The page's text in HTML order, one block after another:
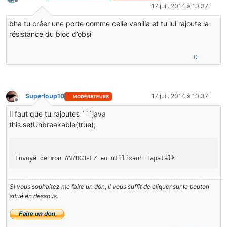
Hors-ligne 17 juil. 2014 à 10:37
bha tu créer une porte comme celle vanilla et tu lui rajoute la
résistance du bloc d’obsi
0
Hors-ligne
Superloup10 MODÉRATEURS 17 juil. 2014 à 10:37
Il faut que tu rajoutes ```java
this.setUnbreakable(true);
Envoyé de mon AN7DG3-LZ en utilisant Tapatalk
Si vous souhaitez me faire un don, il vous suffit de cliquer sur le bouton
situé en dessous.